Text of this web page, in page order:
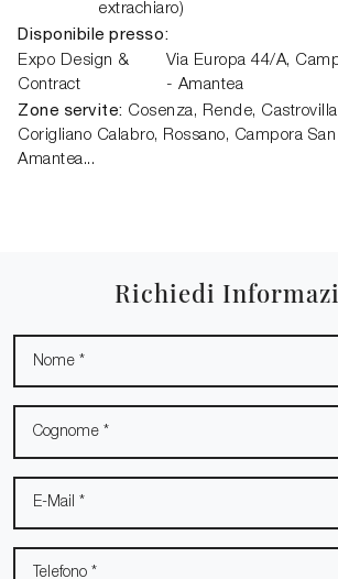
extrachiaro)
Disponibile presso:
Expo Design &
Contract
Via Europa 44/A,
- Amantea
Zone servite: Cosenza, Rende,
Corigliano Calabro, Rossano, Campora
Amantea...
Richiedi